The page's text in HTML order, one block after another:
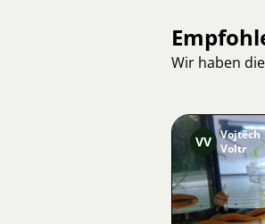
Wir haben
VV Vojtěch
Voltr